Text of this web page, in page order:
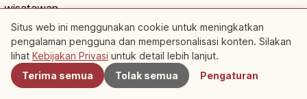
wisatawan.
Tipe Wisatawan Cara Menikmati yang Cocok
Kunjungan pertama Keliling pameran
Terdekat
Situs web ini menggunakan cookie untuk meningkatkan
pengalaman pengguna dan mempersonalisasi konten. Silakan
lihat Kebijakan Privasi untuk detail lebih lanjut.
Terima semua
Tolak semua Pengaturan